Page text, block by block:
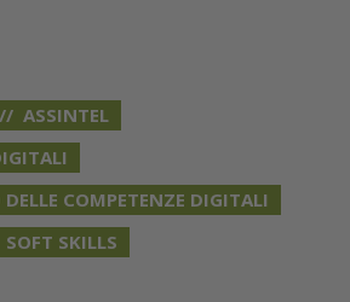
ASSINTEL
DELLE COMPETENZE DIGITALI
SOFT SKILLS